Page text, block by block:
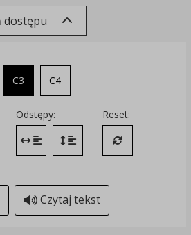
dostępu
C3 C4
Odstępy:
Zmień odstęp między literami
Zmień interlinię i margines
Reset:
Przywróć
Czytaj tekst